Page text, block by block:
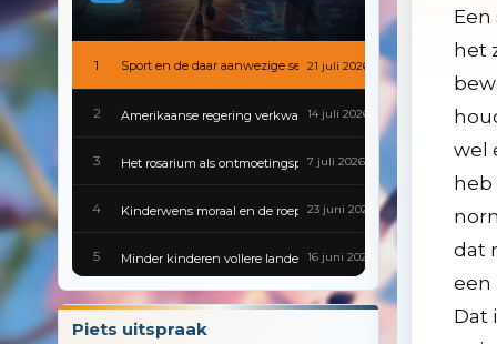
1 Sport en de daar aanwezige sex 21 juli 2026
2 Amerikaanse regering verkwanselt kennis en geschiedenis
14 juli 2026
3 Het rosarium als ontmoetingsplek7 juli 2026
4 Kinderwens moraal en de roeptoeters van de
23 juni 2026
5 Minder kinderen vollere landen en gesloten scholen
16 juni 2026
6 Gevaarlijke besmettingen zijn van alle tijden
9 juni 2026
Piets uitspraak
Een
het
wel
dat
een
Dat